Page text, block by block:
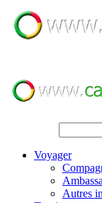
Voyager
Autres